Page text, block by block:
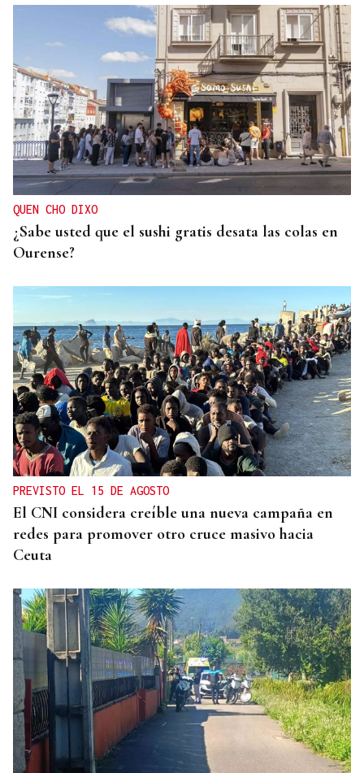
REPRESENTANTE DE EEUU EN BRASILIA
EEUU revoca el visado de la embajadora de Brasil
en el Washington
QUEN CHO DIXO
¿Sabe usted que el sushi gratis desata las colas en
Ourense?
PREVISTO EL 15 DE AGOSTO
El CNI considera creíble una nueva campaña en
redes para promover otro cruce masivo hacia
Ceuta